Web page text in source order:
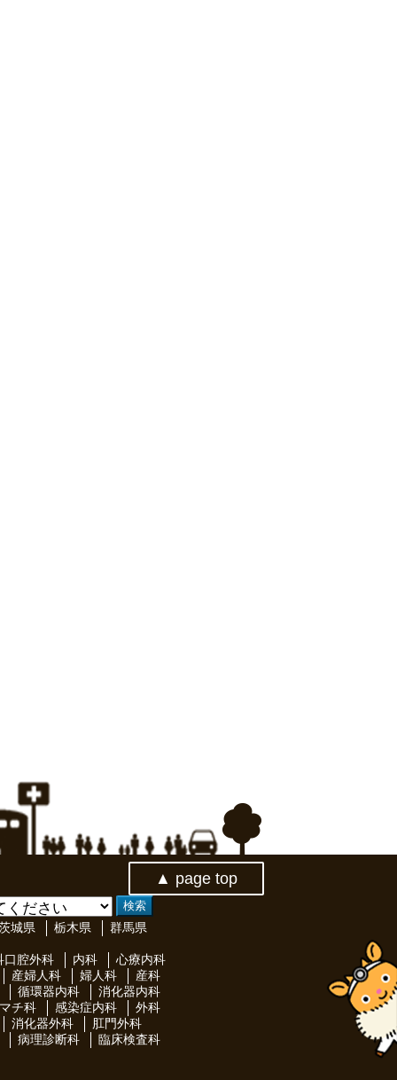
▲ page top
城県 栃木県 群馬県
口腔外科 内科
心療内科
産婦人科
婦人科
産科
循環器内科
消化器内科
チ科
感染症内科
外科
消化器外科
肛門外科
病理診断科
臨床検査科